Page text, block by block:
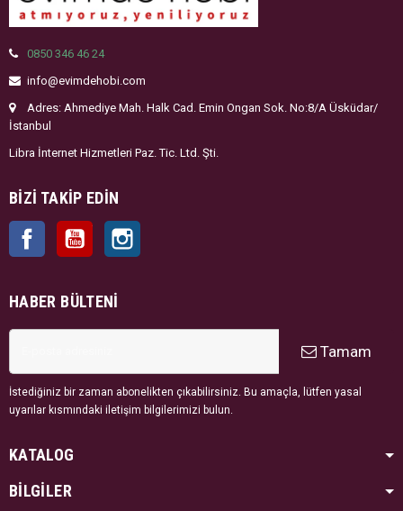
0850 346 46 24
info@evimdehobi.com
Adres: Ahmediye Mah. Halk Cad. Emin Ongan Sok. No:8/A Üsküdar/
İstanbul
Libra İnternet Hizmetleri Paz. Tic. Ltd. Şti.
BIZI TAKIP EDIN
Facebook YouTube
HABER BÜLTENI
Tamam
İstediğiniz bir zaman abonelikten çıkabilirsiniz. Bu amaçla, lütfen yasal
uyarılar kısmındaki iletişim bilgilerimizi bulun.
KATALOG
BİLGİLER